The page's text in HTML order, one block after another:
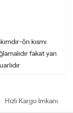
ön kısmı
fakat yan
Hızlı Kargo İmkanı